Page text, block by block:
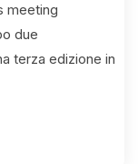
meeting
due
terza edizione in